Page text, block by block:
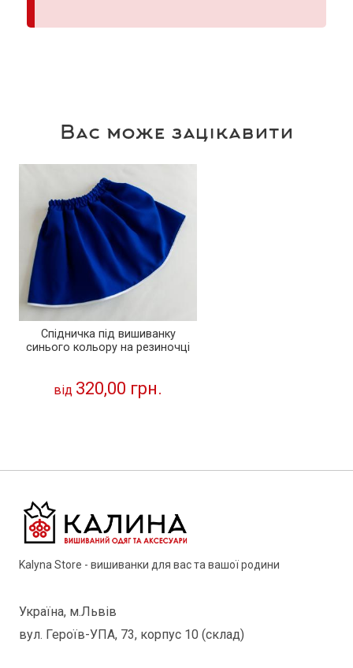
Вас може зацікавити
Спідничка під вишиванку
синього кольору на резиночці
від 320,00 грн.
Kalyna Store - вишиванки для вас та вашої родини
Україна, м.Львів
вул. Героїв-УПА, 73, корпус 10 (склад)